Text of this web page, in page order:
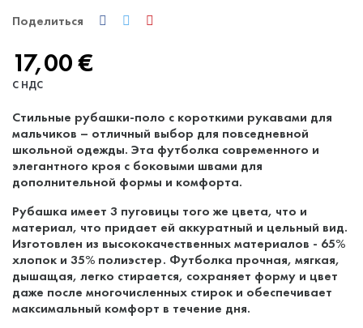
Поделиться
17,00 €
С НДС
Стильные рубашки-поло с короткими рукавами для
мальчиков – отличный выбор для повседневной
школьной одежды. Эта футболка современного и
элегантного кроя с боковыми швами для
дополнительной формы и комфорта.
Рубашка имеет 3 пуговицы того же цвета, что и
материал, что придает ей аккуратный и цельный вид.
Изготовлен из высококачественных материалов - 65%
хлопок и 35% полиэстер. Футболка прочная, мягкая,
дышащая, легко стирается, сохраняет форму и цвет
даже после многочисленных стирок и обеспечивает
максимальный комфорт в течение дня.